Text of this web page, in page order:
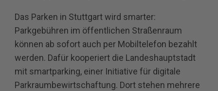
Das Parken in Stuttgart wird smarter:
Parkgebühren im öffentlichen Straßenraum
können ab sofort auch per Mobiltelefon bezahlt
werden. Dafür kooperiert die Landeshauptstadt
mit smartparking, einer Initiative für digitale
Parkraumbewirtschaftung. Dort stehen mehrere